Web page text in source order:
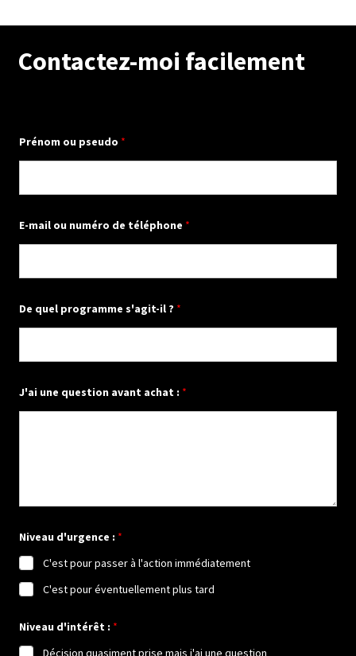
Contactez-moi facilement
Prénom ou pseudo *
E-mail ou numéro de téléphone *
n
a
t
De quel programme s'agit-il ? *
J'ai une question avant achat : *
Niveau d'urgence : *
C'est pour passer à l'action immédiatement
C'est pour éventuellement plus tard
Niveau d'intérêt : *